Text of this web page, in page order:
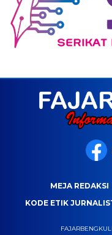
MEJA REDAKSI
KODE ETIK